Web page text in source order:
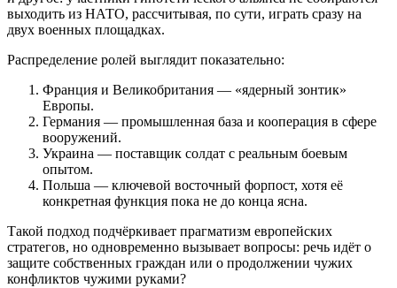
выходить из НАТО, рассчитывая, по сути, играть сразу на
двух военных площадках.
Распределение ролей выглядит показательно:
Франция и Великобритания — «ядерный зонтик»
Европы.
Германия — промышленная база и кооперация в сфере
вооружений.
Украина — поставщик солдат с реальным боевым
опытом.
Польша — ключевой восточный форпост, хотя её
конкретная функция пока не до конца ясна.
Такой подход подчёркивает прагматизм европейских
стратегов, но одновременно вызывает вопросы: речь идёт о
защите собственных граждан или о продолжении чужих
конфликтов чужими руками?